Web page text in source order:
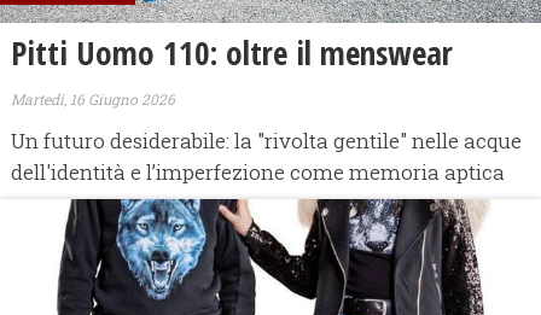
Pitti Uomo 110: oltre il menswear
Martedì, 16 Giugno 2026
Un futuro desiderabile: la "rivolta gentile" nelle acque
dell'identità e l’imperfezione come memoria aptica